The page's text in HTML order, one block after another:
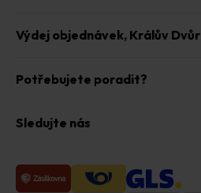
Výdej objednávek, Králův Dvůr
Potřebujete poradit?
Sledujte nás